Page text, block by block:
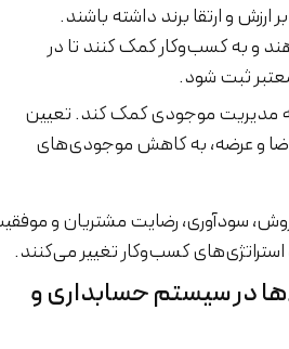
و ارتقا برند داشته باشند.
و به کسب‌وکار کمک کنند تا در
ثبت شود.
مدیریت موجودی کمک کند. تعیین
و عرضه، به کاهش موجودی‌های
سودآوری، رضایت مشتریان و
کسب‌وکار تغییر می‌کنند.
در سیستم حسابداری و